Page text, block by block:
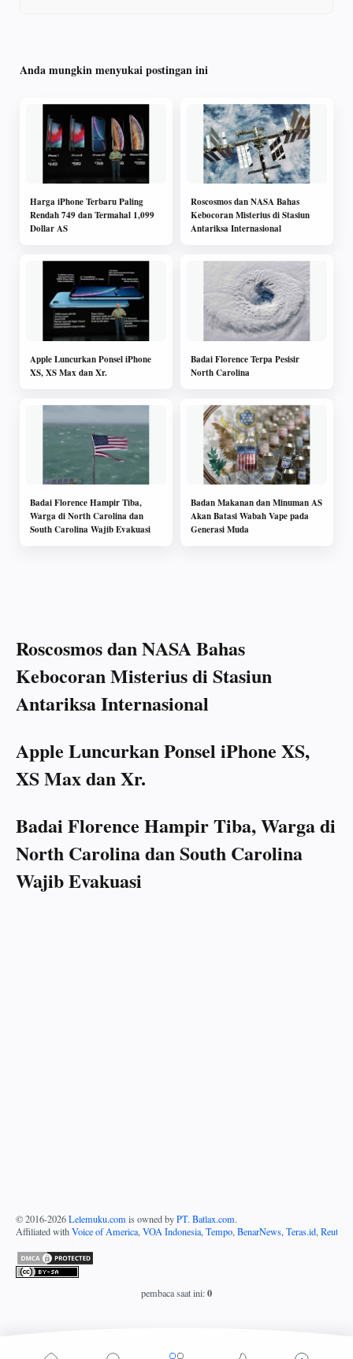
Anda mungkin menyukai postingan ini
Harga iPhone Terbaru Paling
Rendah 749 dan Termahal 1,099
Dollar AS
Roscosmos dan NASA Bahas
Kebocoran Misterius di Stasiun
Antariksa Internasional
Apple Luncurkan Ponsel iPhone
XS, XS Max dan Xr.
Badai Florence Terpa Pesisir
North Carolina
Badai Florence Hampir Tiba,
Warga di North Carolina dan
South Carolina Wajib Evakuasi
Badan Makanan dan Minuman AS
Akan Batasi Wabah Vape pada
Generasi Muda
Roscosmos dan NASA Bahas
Kebocoran Misterius di Stasiun
Antariksa Internasional
Apple Luncurkan Ponsel iPhone XS,
XS Max dan Xr.
Badai Florence Hampir Tiba, Warga di
North Carolina dan South Carolina
Wajib Evakuasi
© 2016-2026Lelemuku.comis owned byPT. Batlax.com.
Affiliated withVoice of America,VOA Indonesia,Tempo,BenarNews,Teras.id,Reuters
pembaca saat ini:0